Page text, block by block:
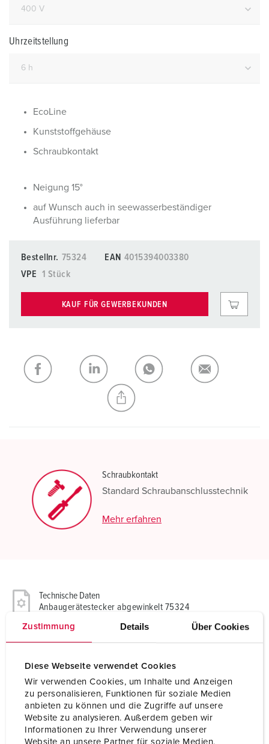
Zustimmung Details Über Cookies
Diese Webseite verwendet Cookies
Wir verwenden Cookies, um Inhalte und Anzeigen
zu personalisieren, Funktionen für soziale Medien
anbieten zu können und die Zugriffe auf unsere
Website zu analysieren. Außerdem geben wir
Informationen zu Ihrer Verwendung unserer
Website an unsere Partner für soziale Medien,
Uhrzeitstellung
EcoLine
Kunststoffgehäuse
Schraubkontakt
Neigung 15°
auf Wunsch auch in seewasserbeständiger
Ausführung lieferbar
Bestellnr. 75324 EAN 4015394003380
VPE
1 Stück
KAUF FÜR GEWERBEKUNDEN
Schraubkontakt
Standard Schraubanschlusstechnik
Mehr erfahren
Technische Daten
Anbaugerätestecker abgewinkelt 75324
5 p
400 V
Uhrzeitstellung 6 h
50-60 Hz